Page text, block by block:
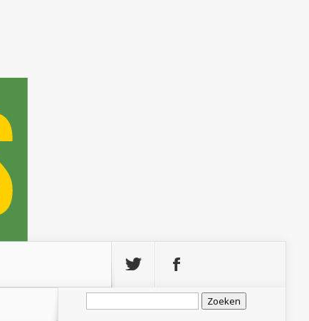
Zoeken